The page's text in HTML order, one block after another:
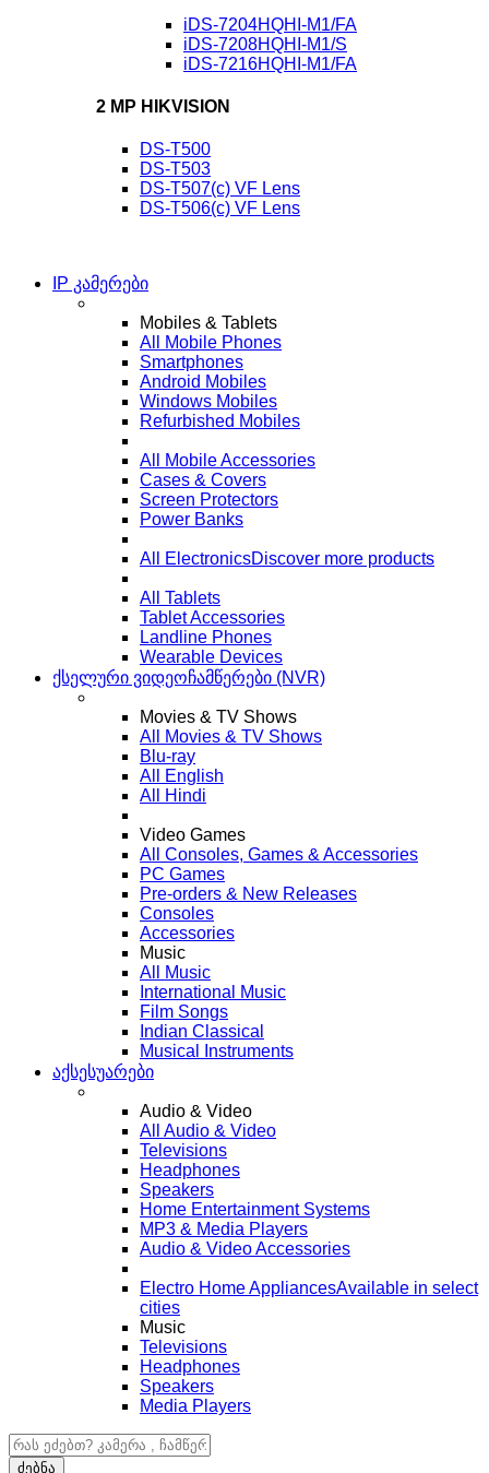
iDS-7204HQHI-M1/FA
iDS-7208HQHI-M1/S
iDS-7216HQHI-M1/FA
2 MP HIKVISION
DS-T500
DS-T503
DS-T507(c) VF Lens
DS-T506(c) VF Lens
IP კამერები
Mobiles & Tablets
All Mobile Phones
Smartphones
Android Mobiles
Windows Mobiles
Refurbished Mobiles
All Mobile Accessories
Cases & Covers
Screen Protectors
Power Banks
All ElectronicsDiscover more products
All Tablets
Tablet Accessories
Landline Phones
Wearable Devices
ქსელური ვიდეოჩამწერები (NVR)
Movies & TV Shows
All Movies & TV Shows
Blu-ray
All English
All Hindi
Video Games
All Consoles, Games & Accessories
PC Games
Pre-orders & New Releases
Consoles
Accessories
Music
All Music
International Music
Film Songs
Indian Classical
Musical Instruments
აქსესუარები
Audio & Video
All Audio & Video
Televisions
Headphones
Speakers
Home Entertainment Systems
MP3 & Media Players
Audio & Video Accessories
Electro Home AppliancesAvailable in select
cities
Music
Televisions
Headphones
Speakers
Media Players
ძებნა:
ძებნა